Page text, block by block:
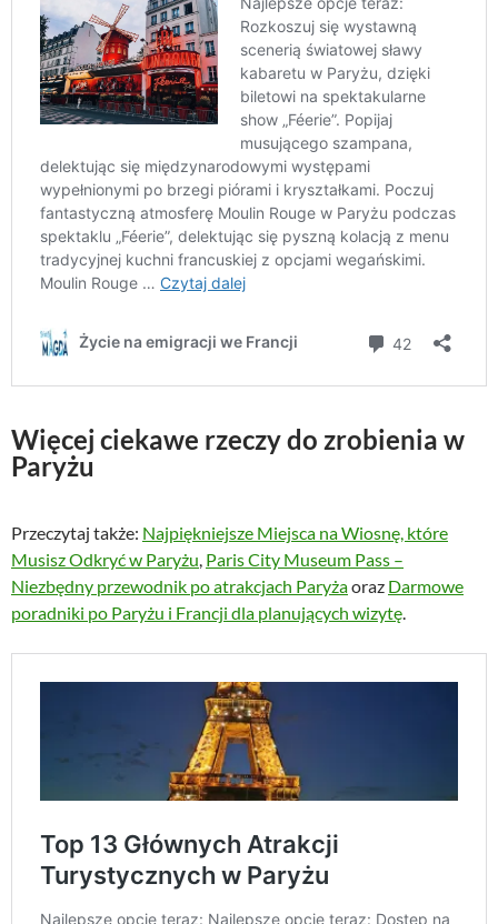
Więcej ciekawe rzeczy do zrobienia w
Paryżu
Przeczytaj także: Najpiękniejsze Miejsca na Wiosnę, które
Musisz Odkryć w Paryżu, Paris City Museum Pass –
Niezbędny przewodnik po atrakcjach Paryżaoraz Darmowe
poradniki po Paryżu i Francji dla planujących wizytę.